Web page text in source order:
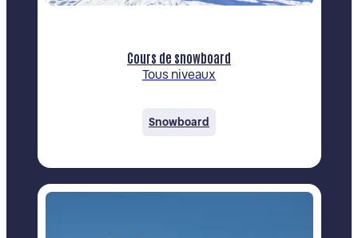
Cours de snowboard
Tous niveaux
Snowboard